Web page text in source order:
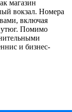
магазин
вокзал. Номера
включая
утюг. Помимо
и бизнес-